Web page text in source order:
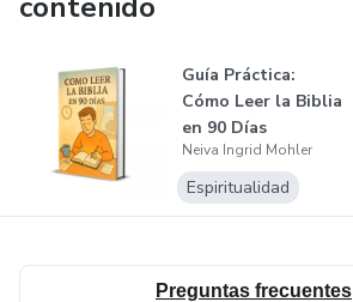
Guía Práctica:
Cómo Leer la Biblia
en 90 Días
Neiva Ingrid Mohler
Espiritualidad
Preguntas frecuentes